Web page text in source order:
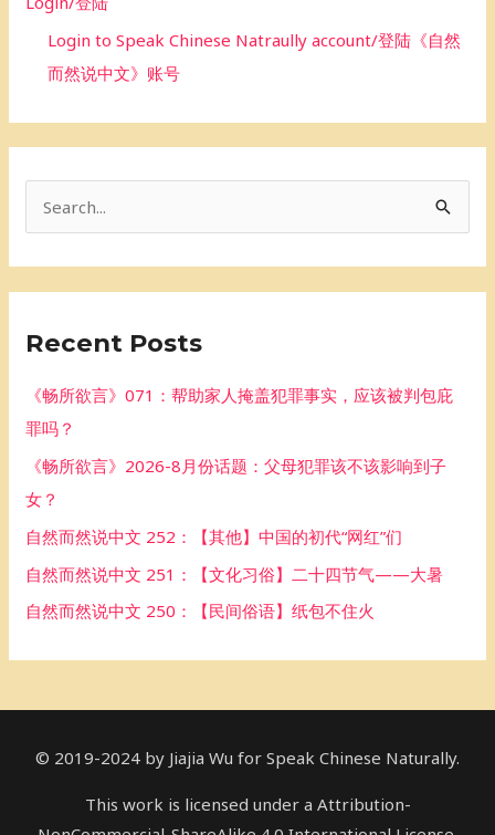
Login to Speak Chinese Natraully account/登陆《自然
而然说中文》账号
c
o
:
Recent Posts
《畅所欲言》071：帮助家人掩盖犯罪事实，应该被判包庇
罪吗？
《畅所欲言》2026-8月份话题：父母犯罪该不该影响到子
女？
自然而然说中文 252：【其他】中国的初代“网红”们
自然而然说中文 251：【文化习俗】二十四节气——大暑
自然而然说中文 250：【民间俗语】纸包不住火
© 2019-2024 by Jiajia Wu for Speak Chinese Naturally.
This work is licensed under a Attribution-